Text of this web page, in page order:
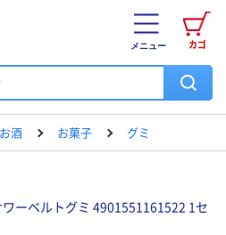
カゴ
メニュー
酒 お菓子 グミ
ーベルトグミ 4901551161522 1セ